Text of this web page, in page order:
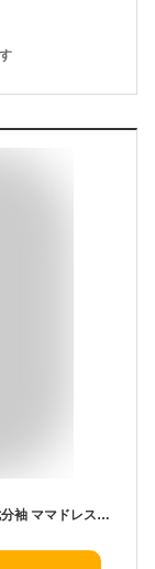
クラシックジャカード 結婚式 母親 ドレス 洋装 七分袖 ママドレス マザーズドレス フォーマルドレス ロングドレス パーティードレス Aライン 高身長 大きいサイズ プラスサイズ レディース FD-052566-set